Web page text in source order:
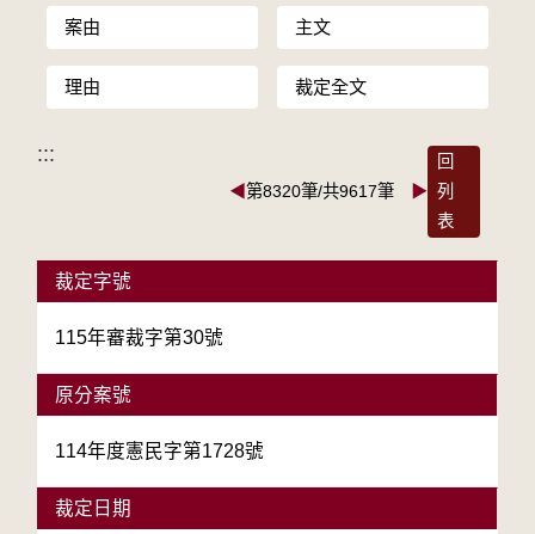
案由 主文
理由 裁定全文
:::
◀第8320筆/共9617筆 ▶
回
列
表
裁定字號
115年審裁字第30號
原分案號
114年度憲民字第1728號
裁定日期